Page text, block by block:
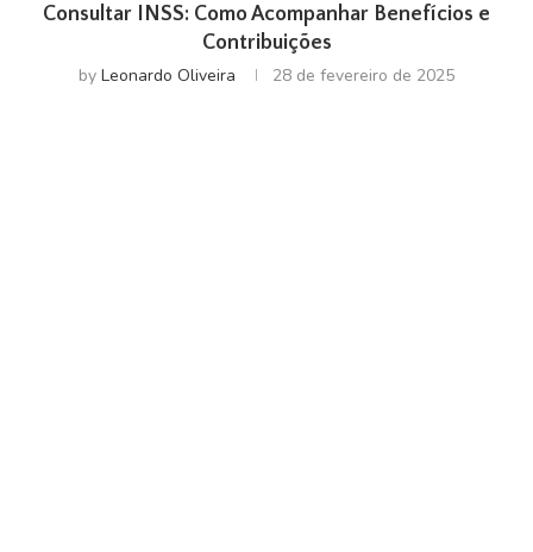
Consultar INSS: Como Acompanhar Benefícios e
Contribuições
by Leonardo Oliveira 28 de fevereiro de 2025